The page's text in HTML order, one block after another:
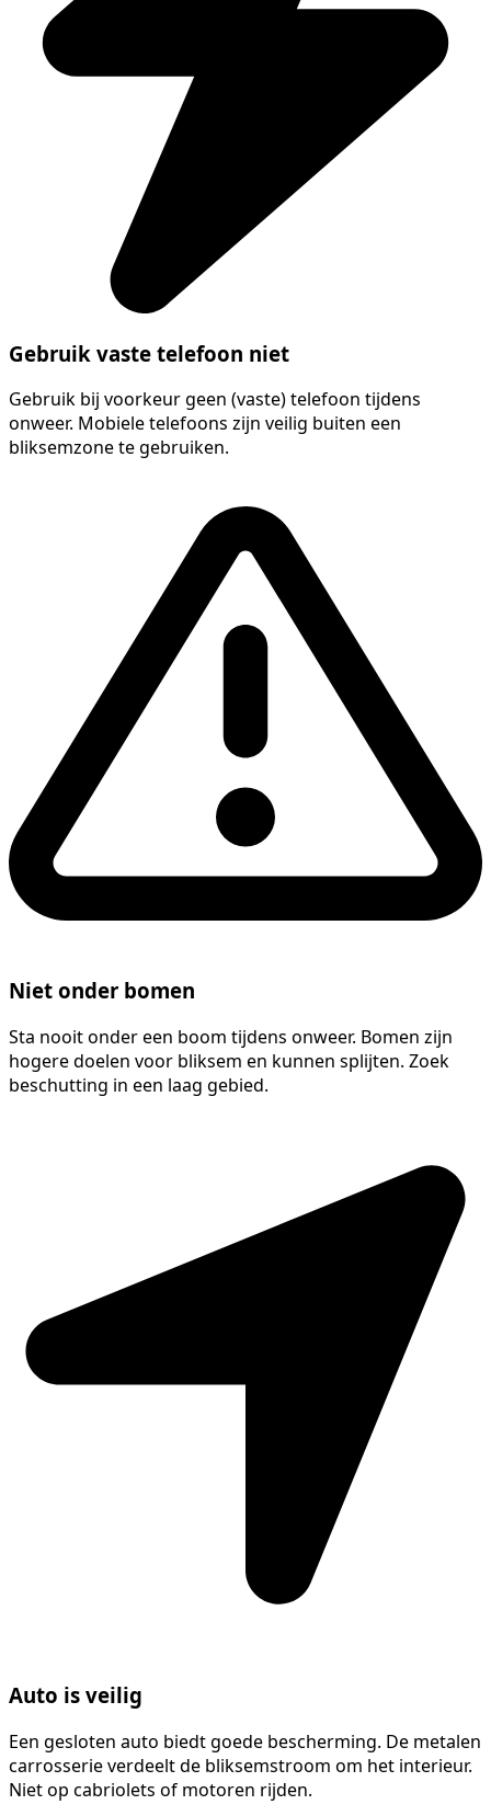
Gebruik vaste telefoon niet
Gebruik bij voorkeur geen (vaste) telefoon tijdens
onweer. Mobiele telefoons zijn veilig buiten een
bliksemzone te gebruiken.
Niet onder bomen
Sta nooit onder een boom tijdens onweer. Bomen zijn
hogere doelen voor bliksem en kunnen splijten. Zoek
beschutting in een laag gebied.
Auto is veilig
Een gesloten auto biedt goede bescherming. De metalen
carrosserie verdeelt de bliksemstroom om het interieur.
Niet op cabriolets of motoren rijden.